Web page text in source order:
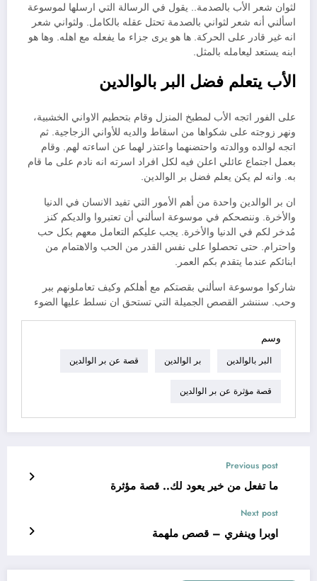
لثوان شعر الأب بالصدمة.. يقول في الرسالة التي ارسلها لموسوعة
اسألني أنه شعر لثواني بالصدمة تحتل عقله بالكامل. ولثواني شعر
انه غير قادر على الحركة. ها هو يرى جزاء ما يفعله مع اهله. وها هو
ابنه يستعد ليعامله بالمثل.
الأب يتعلم فضل البر بالوالدين
على الفور اتجه الأب لمطبخ المنزل وقام بتحطيم الاواني الخشبية،
ونهر زوجته على شكواها من اسقاط والديه للأواني الزجاجية. ثم
اتجه لوالده ووالدته واحتضنهما واعتذر لهما عن اساءته لهم. وقام
بعمل اجتماع عائلي اعلن فيه لكل افراد اسرته انه نادم على ما قام
به. وانه لم يكن يعلم فضل بر الوالدين.
ان بر الوالدين واحدة من أهم الأمور التي تفيد الانسان في الدنيا
والأخرة. وننصحكم في موسوعة اسألني أن تعتبروا والديكم كنز
مُدخر لكم في الدنيا والأخرة. يجب عليكم التعامل معهم بكل حب
واحترام. حتى تحصلوا على نفس القدر من الحب والاهتمام من
ابنائكم عندما يتقدم بكم العمر.
شاركوا موسوعة اسألني بقصتكم مع أهلكم وكيف تعاملونهم ببر
وحب. سننشر القصص الجميلة التي تستحق ان نسلط عليها الضوء
وسم
البر بالوالدين بر الوالدين قصة عن بر الوالدين
قصة مؤثرة عن بر الوالدين
Previous post
ما تفعل من خير يعود لك.. قصة مؤثرة
Next post
اوبرا وينفري – قصص ملهمة